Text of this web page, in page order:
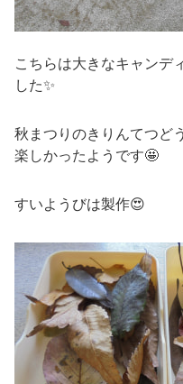
こちらは大きなキャンデ
した✨
秋まつりのきりんてつど
楽しかったようです🤩
すいようびは製作😍